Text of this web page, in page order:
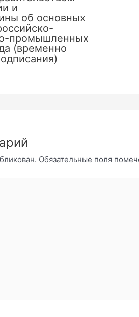
и
об основных
промышленных
(временно
Обязательные поля